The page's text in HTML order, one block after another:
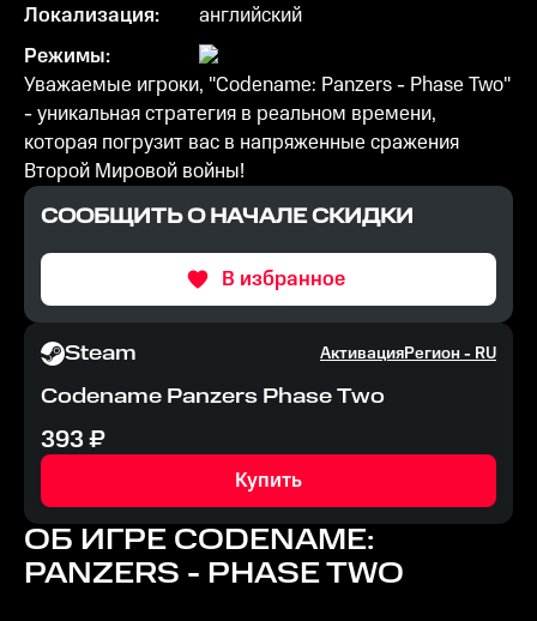
Локализация:
английский
Режимы:
Уважаемые игроки, "Codename: Panzers - Phase Two"
- уникальная стратегия в реальном времени,
которая погрузит вас в напряженные сражения
Второй Мировой войны!
СООБЩИТЬ О НАЧАЛЕ СКИДКИ
В избранное
Steam АктивацияРегион -RU
Codename Panzers Phase Two
393₽
Купить
ОБ ИГРЕ CODENAME:
PANZERS - PHASE TWO